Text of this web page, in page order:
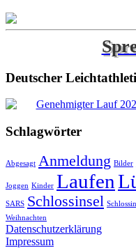
Deutscher
Schlagwörter
Abgesagt Anmeldung Bilder
Joggen Kinder Laufen
SARS Schlossinsel
Weihnachten
Datenschutzerklärung
Impressum